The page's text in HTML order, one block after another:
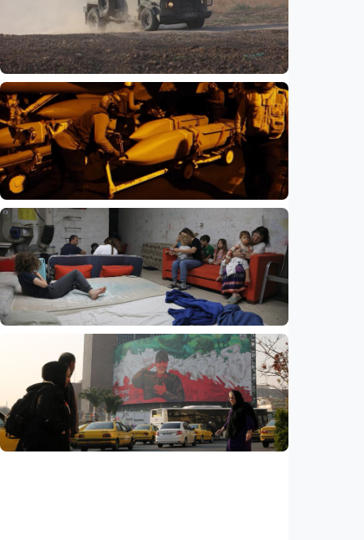
Internasional
Netanyahu bersikeras pertahankan pasukan
di Gaza, tolak draf kesepakatan Trump
Indonesia 05 Aug 2026
Internasional
Perang Iran kuras persenjataan AS, hampir
80 persen rudal pencegat THAAD telah
digunakan
Indonesia•05 Aug 2026
Eksodus warga Israel berlanjut, hampir
270.000 kabur dalam tiga tahun, studi
ungkap tren mengkhawatirkan
Indonesia • 05 Aug 2026